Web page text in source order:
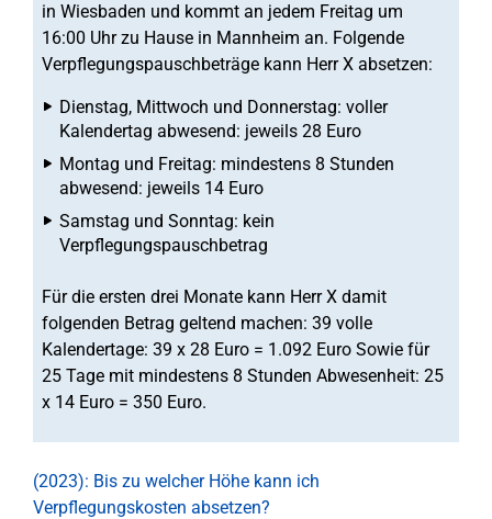
in Wiesbaden und kommt an jedem Freitag um
16:00 Uhr zu Hause in Mannheim an. Folgende
Verpflegungspauschbeträge kann Herr X absetzen:
Dienstag, Mittwoch und Donnerstag: voller
Kalendertag abwesend: jeweils 28 Euro
Montag und Freitag: mindestens 8 Stunden
abwesend: jeweils 14 Euro
Samstag und Sonntag: kein
Verpflegungspauschbetrag
Für die ersten drei Monate kann Herr X damit
folgenden Betrag geltend machen: 39 volle
Kalendertage: 39 x 28 Euro = 1.092 Euro Sowie für
25 Tage mit mindestens 8 Stunden Abwesenheit: 25
x 14 Euro = 350 Euro.
(2023): Bis zu welcher Höhe kann ich
Verpflegungskosten absetzen?